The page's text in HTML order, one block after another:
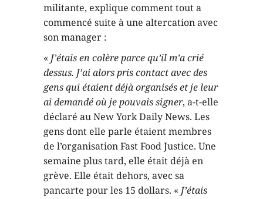
militante, explique comment tout a
commencé suite à une altercation avec
son manager :
« J’étais en colère parce qu’il m’a crié
dessus. J’ai alors pris contact avec des
gens qui étaient déjà organisés et je leur
ai demandé où je pouvais signer, a-t-elle
déclaré au New York Daily News. Les
gens dont elle parle étaient membres
de l’organisation Fast Food Justice. Une
semaine plus tard, elle était déjà en
grève. Elle était dehors, avec sa
pancarte pour les 15 dollars. « J’étais